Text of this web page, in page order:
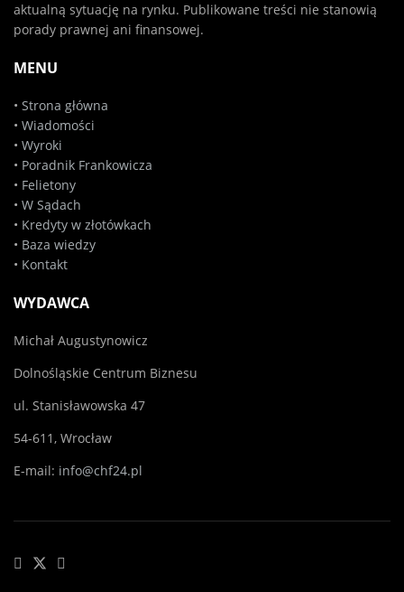
aktualną sytuację na rynku. Publikowane treści nie stanowią
porady prawnej ani finansowej.
MENU
• Strona główna
• Wiadomości
• Wyroki
• Poradnik Frankowicza
• Felietony
• W Sądach
• Kredyty w złotówkach
• Baza wiedzy
• Kontakt
WYDAWCA
Michał Augustynowicz
Dolnośląskie Centrum Biznesu
ul. Stanisławowska 47
54-611, Wrocław
E-mail: info@chf24.pl